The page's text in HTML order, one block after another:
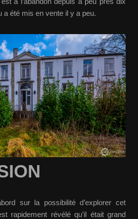
a été mis en vente il y a peu.
sur la possibilité d’explorer cet
rapidement révélé qu’il était grand